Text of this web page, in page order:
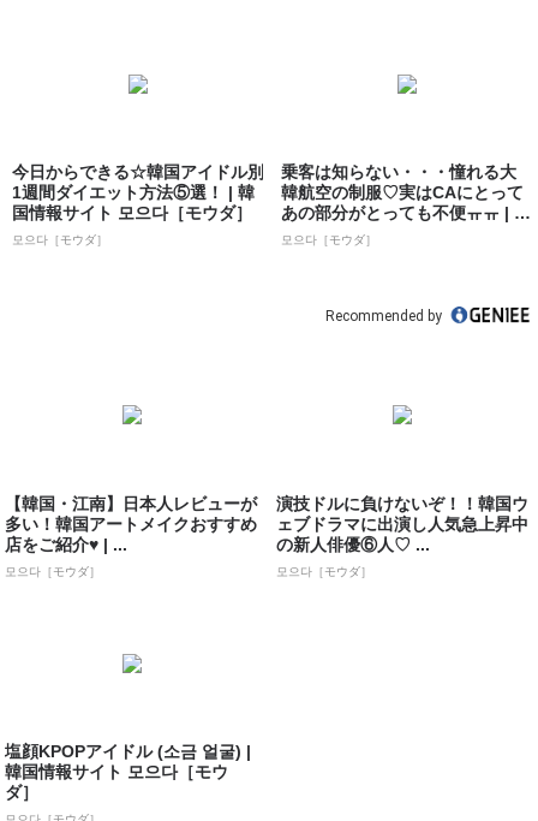
今日からできる☆韓国アイドル別
1週間ダイエット方法⑤選！ | 韓
国情報サイト 모으다［モウダ］
모으다［モウダ］
乗客は知らない・・・憧れる大
韓航空の制服♡実はCAにとって
あの部分がとっても不便ㅠㅠ | 韓
国情報...
모으다［モウダ］
Recommended by
【韓国・江南】日本人レビューが
多い！韓国アートメイクおすすめ
店をご紹介♥ | ...
모으다［モウダ］
演技ドルに負けないぞ！！韓国ウ
ェブドラマに出演し人気急上昇中
の新人俳優⑥人♡ ...
모으다［モウダ］
塩顔KPOPアイドル (소금 얼굴) |
韓国情報サイト 모으다［モウ
ダ］